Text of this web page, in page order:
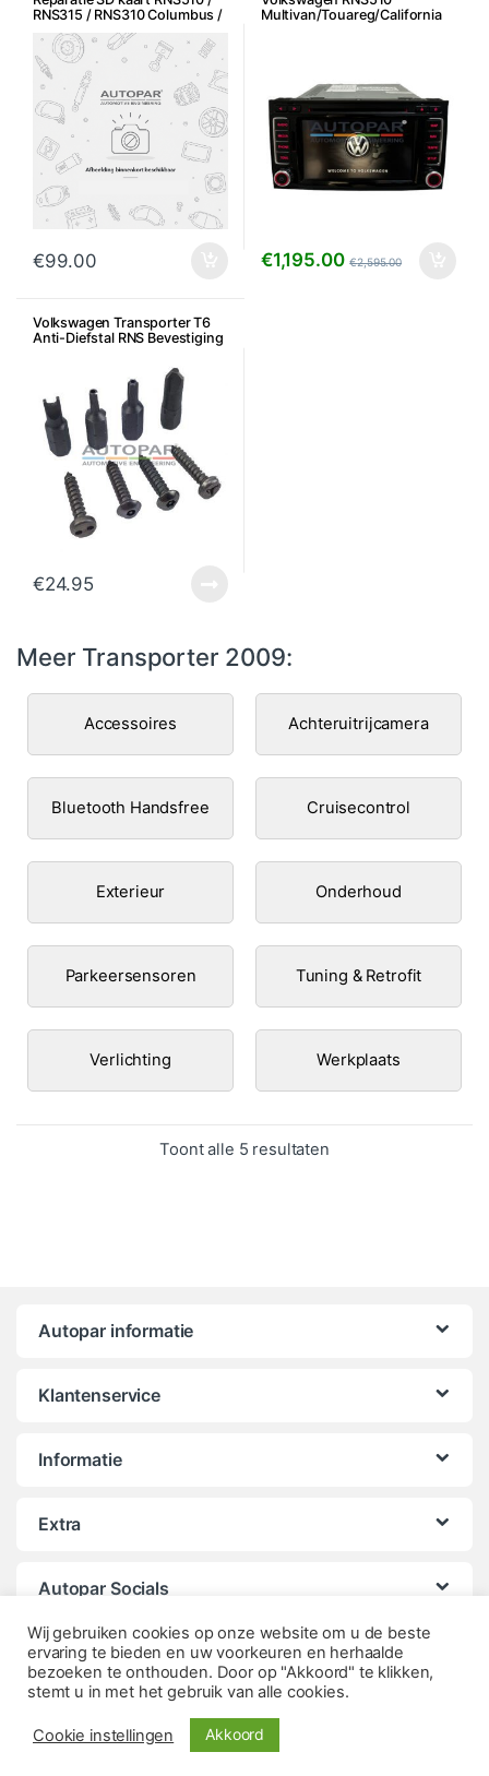
RNS315 / RNS310 Columbus /
Media system SD-kaart
problemen
€99.00
Multivan/Touareg/California
€1,195.00 €2,595.00
Volkswagen Transporter T6
Anti-Diefstal RNS Bevestiging
€24.95
Meer Transporter 2009:
Accessoires Achteruitrijcamera
Bluetooth Handsfree Cruisecontrol
Exterieur Onderhoud
Parkeersensoren Tuning & Retrofit
Verlichting Werkplaats
Toont alle 5 resultatenGesorteerd op
Autopar informatie
Klantenservice
Informatie
Extra
Autopar Socials
Wij gebruiken cookies op onze website om u de beste
ervaring te bieden en uw voorkeuren en herhaalde
bezoeken te onthouden. Door op "Akkoord" te klikken,
stemt u in met het gebruik van alle cookies.
Cookie instellingen Akkoord